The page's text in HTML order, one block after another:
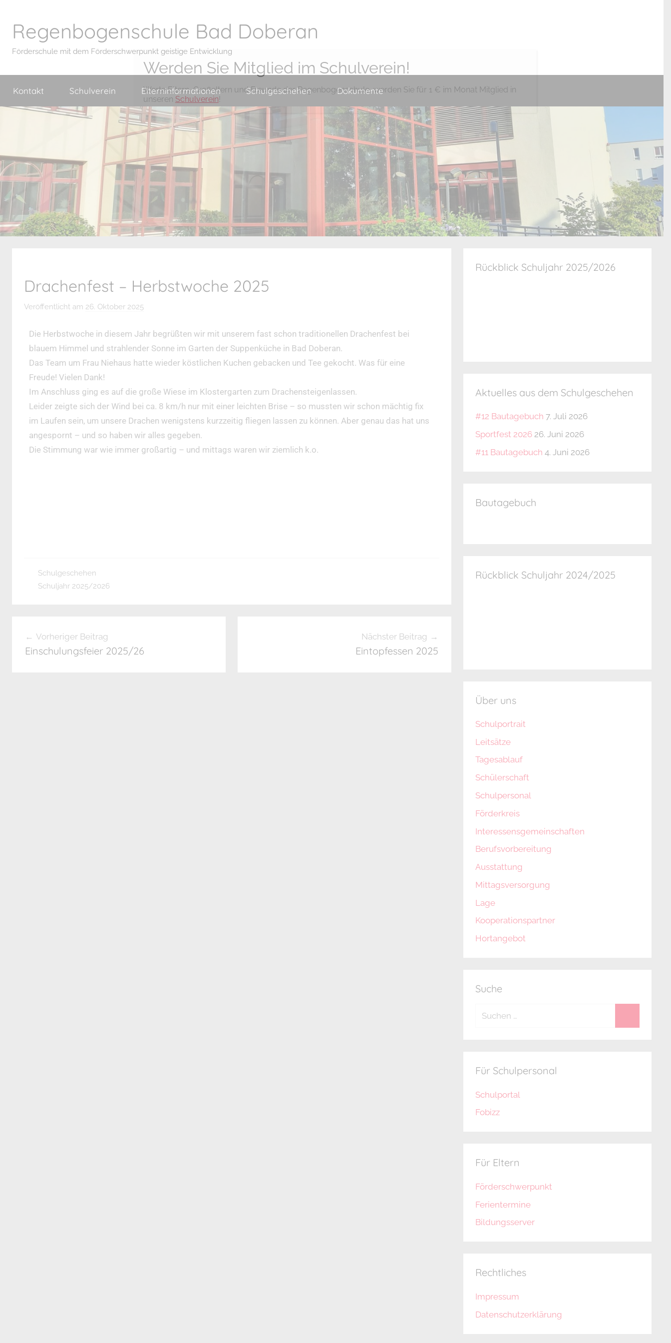
Regenbogenschule Bad Doberan
Förderschule mit dem Förderschwerpunkt geistige Entwicklung
Kontakt Schulverein Elterninformationen Schulgeschehen Dokumente
Drachenfest – Herbstwoche 2025
Veröffentlicht am 26. Oktober 2025
n
J
Die Herbstwoche in diesem Jahr begrüßten wir mit unserem fast schon traditionellen Drachenfest bei
blauem Himmel und strahlender Sonne im Garten der Suppenküche in Bad Doberan.
Das Team um Frau Niehaus hatte wieder köstlichen Kuchen gebacken und Tee gekocht. Was für eine
Freude! Vielen Dank!
Im Anschluss ging es auf die große Wiese im Klostergarten zum Drachensteigenlassen.
Leider zeigte sich der Wind bei ca. 8 km/h nur mit einer leichten Brise – so mussten wir schon mächtig fix
im Laufen sein, um unsere Drachen wenigstens kurzzeitig fliegen lassen zu können. Aber genau das hat uns
angespornt – und so haben wir alles gegeben.
Die Stimmung war wie immer großartig – und mittags waren wir ziemlich k.o.
Schulgeschehen
Schuljahr 2025/2026
Vorheriger Beitrag
Einschulungsfeier 2025/26
Nächster Beitrag
Eintopfessen 2025
Rückblick Schuljahr 2025/2026
Aktuelles aus dem Schulgeschehen
#12 Bautagebuch 7. Juli 2026
Sportfest 2026 26. Juni 2026
#11 Bautagebuch 4. Juni 2026
Bautagebuch
Rückblick Schuljahr 2024/2025
Über uns
Schulportrait
Leitsätze
Tagesablauf
Schülerschaft
Schulpersonal
Förderkreis
Interessensgemeinschaften
Berufsvorbereitung
Ausstattung
Mittagsversorgung
Lage
Kooperationspartner
Hortangebot
Suche
Für Schulpersonal
Schulportal
Fobizz
Für Eltern
Förderschwerpunkt
Ferientermine
Bildungsserver
Rechtliches
Impressum
Datenschutzerklärung
Werden Sie Mitglied im Schulverein!
Werte Eltern, Großeltern und Freunde der Regenbogenschule, werden Sie für 1 € im Monat Mitglied in
unseren Schulverein